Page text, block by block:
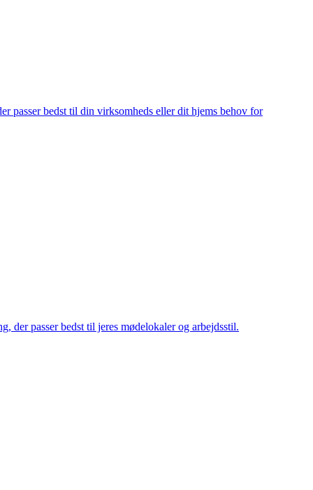
passer bedst til din virksomheds eller dit hjems behov for
der passer bedst til jeres mødelokaler og arbejdsstil.